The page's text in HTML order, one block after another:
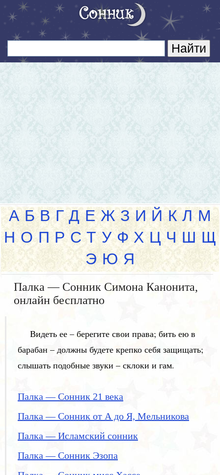
А Б В Г Д Е Ж З И Й К Л М
Н О П Р С Т У Ф Х Ц Ч Ш Щ
Э Ю Я
Палка — Сонник Симона Канонита,
онлайн бесплатно
Видеть ее – берегите свои права; бить ею в
барабан – должны будете крепко себя защищать;
слышать подобные звуки – склоки и гам.
Палка — Сонник 21 века
Палка — Сонник от А до Я, Мельникова
Палка — Исламский сонник
Палка — Сонник Эзопа